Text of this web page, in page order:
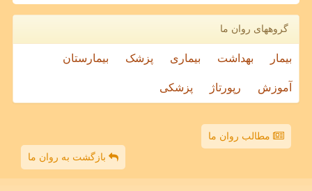
گروههای روان ما
بیمار بهداشت بیماری پزشک بیمارستان
آموزش رپورتاژ پزشکی
مطالب روان ما
بازگشت به روان ما